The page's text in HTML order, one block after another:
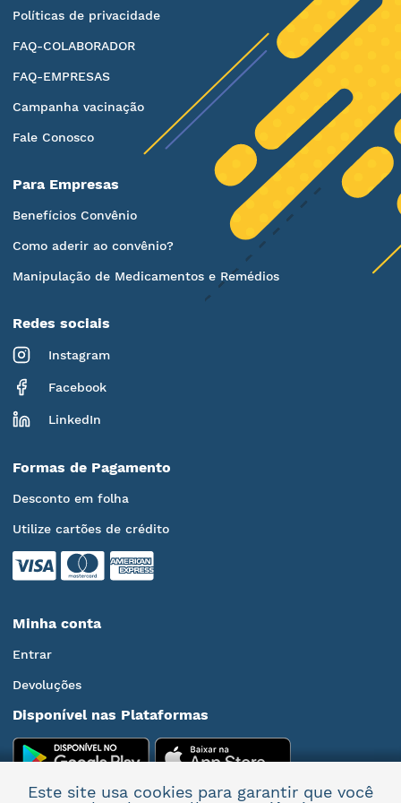
Políticas de privacidade
FAQ-COLABORADOR
FAQ-EMPRESAS
Campanha vacinação
Fale Conosco
Para Empresas
Benefícios Convênio
Como aderir ao convênio?
Manipulação de Medicamentos e Remédios
Redes sociais
Instagram
Facebook
LinkedIn
Formas de Pagamento
Desconto em folha
Utilize cartões de crédito
Minha conta
Entrar
Devoluções
Disponível nas Plataformas
Este site usa cookies para garantir que você